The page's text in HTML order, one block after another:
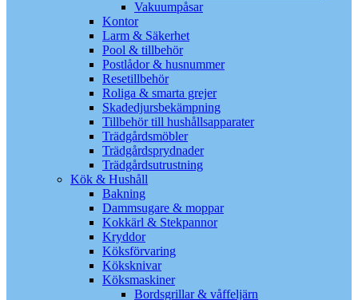
Vakuumpåsar
Kontor
Larm & Säkerhet
Pool & tillbehör
Postlådor & husnummer
Resetillbehör
Roliga & smarta grejer
Skadedjursbekämpning
Tillbehör till hushållsapparater
Trädgårdsmöbler
Trädgårdsprydnader
Trädgårdsutrustning
Kök & Hushåll
Bakning
Dammsugare & moppar
Kokkärl & Stekpannor
Kryddor
Köksförvaring
Köksknivar
Köksmaskiner
Bordsgrillar & våffeljärn